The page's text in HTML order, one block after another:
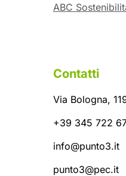
ABC
Contatti
Via Bologna,
+39 345 722
info@punto3.it
punto3@pec.it